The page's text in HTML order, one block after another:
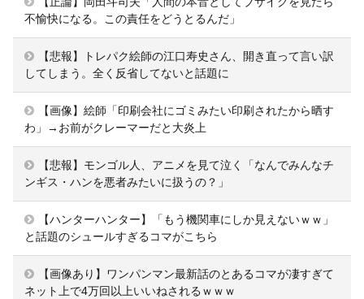
不愉快になる。この責任をどうとるんだ」
【悲報】トレパク絵師の江口寿史さん、開き直って言い訳
してしまう。全く反省してないと話題に
【画像】絵師「印刷会社にゴミみたい印刷されたから晒す
わ」→お前がクレーマーだと大炎上
【悲報】モンゴル人、アニメを見て泣く「なんでみんなチ
ンギス・ハンを悪者みたいに扱うの？」
【ハンターハンター】「もう機関車にしか見えないｗｗ」
と話題のシュールすぎるコマがこちら
【画像あり】ワンパンマン最新話のとあるコマが凄すぎて
ネット上で4万回以上いいねされるｗｗｗ